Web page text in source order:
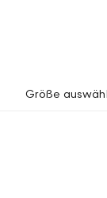
Größe